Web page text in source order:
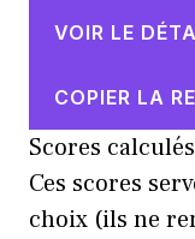
VOIR LE
COPIER LA
Scores
Ces scores
choix (ils ne